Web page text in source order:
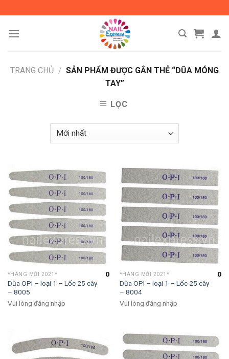
content
TRANG CHỦ / SẢN PHẨM ĐƯỢC GẮN THẺ “DŨA MÓNG
TAY”
LỌC
*HÀNG MỚI 2021*
Dũa OPI – loại 1 – Lốc 25 cây
– 8005
0
Vui lòng đăng nhập
*HÀNG MỚI 2021*
Dũa OPI – loại 1 – Lốc 25 cây
– 8004
0
Vui lòng đăng nhập